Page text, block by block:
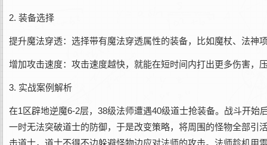
2. 装备选择
提升魔法穿透：选择带有魔法穿透属性的装备，比如魔杖、法神
增加攻击速度：攻击速度越快，就能在短时间内打出更多伤害，
3. 实战案例解析
在1区辟地逆魔6-2层，38级法师遭遇40级道士抢装备。战斗开
一时无法突破道士的防御，于是改变策略，将周围的怪物全部引
击道士，道士不得不边躲避怪物边应对法师的攻击。法师趁机